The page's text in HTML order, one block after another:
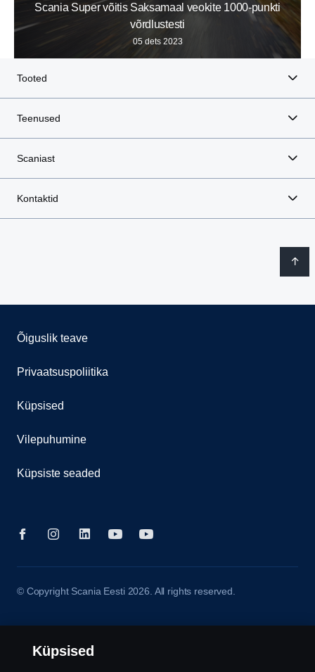
Scania Super võitis Saksamaal veokite 1000-punkti
võrdlustesti
05 dets 2023
Tooted
Teenused
Scaniast
Kontaktid
Õiguslik teave
Privaatsuspoliitika
Küpsised
Vilepuhumine
Küpsiste seaded
© Copyright Scania Eesti 2026. All rights reserved.
Küpsised